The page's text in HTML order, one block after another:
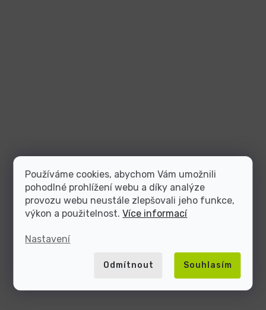
Používáme cookies, abychom Vám umožnili
pohodlné prohlížení webu a díky analýze
provozu webu neustále zlepšovali jeho funkce,
výkon a použitelnost.Více informací
Nastavení
Odmítnout Souhlasím